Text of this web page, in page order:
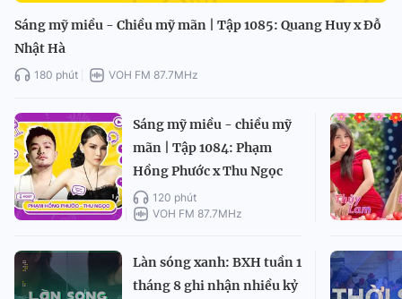
Sáng mỹ miều - Chiều mỹ mãn | Tập 1085: Quang Huy x Đỗ
Nhật Hà
180 phút VOH FM 87.7MHz
Sáng mỹ miều - chiều mỹ
mãn | Tập 1084: Phạm
Hồng Phước x Thu Ngọc
120 phút
VOH FM 87.7MHz
Làn sóng xanh: BXH tuần 1
tháng 8 ghi nhận nhiều kỷ